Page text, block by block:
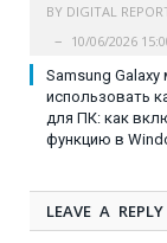
BY DIGITAL
10/06/2026
Samsung
использовать
для ПК: как
функцию в
LEAVE A REPLY